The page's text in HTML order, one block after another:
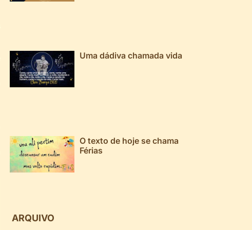
Uma dádiva chamada vida
O texto de hoje se chama
Férias
ARQUIVO